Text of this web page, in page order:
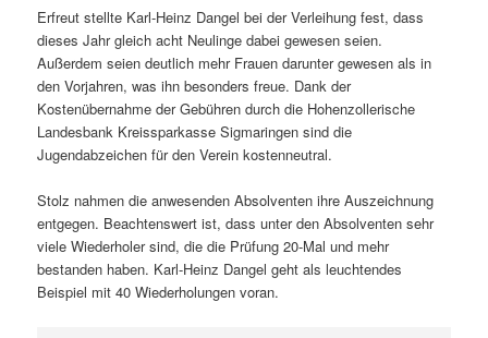
Erfreut stellte Karl-Heinz Dangel bei der Verleihung fest, dass
dieses Jahr gleich acht Neulinge dabei gewesen seien.
Außerdem seien deutlich mehr Frauen darunter gewesen als in
den Vorjahren, was ihn besonders freue. Dank der
Kostenübernahme der Gebühren durch die Hohenzollerische
Landesbank Kreissparkasse Sigmaringen sind die
Jugendabzeichen für den Verein kostenneutral.
Stolz nahmen die anwesenden Absolventen ihre Auszeichnung
entgegen. Beachtenswert ist, dass unter den Absolventen sehr
viele Wiederholer sind, die die Prüfung 20-Mal und mehr
bestanden haben. Karl-Heinz Dangel geht als leuchtendes
Beispiel mit 40 Wiederholungen voran.